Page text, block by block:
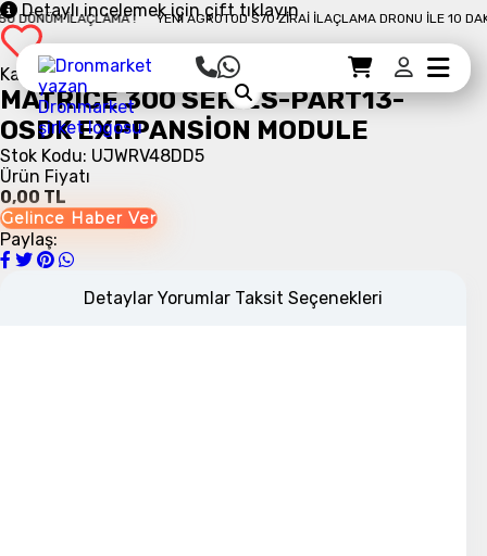
İLAÇLAMA ! YENI AGROTOD S70 ZIRAI İLAÇLAMA DRONU İLE 10
Sepet
Sepet Detayı Ödemeye Geç
Detaylı incelemek için çift tıklayın
Kategori:
MATRICE 300 SERIES-PART13-
OSDK EXPPANSİON MODULE
Stok Kodu: UJWRV48DD5
Ürün Fiyatı
0,00 TL
Gelince Haber Ver
Paylaş:
Detaylar Yorumlar Taksit Seçenekleri